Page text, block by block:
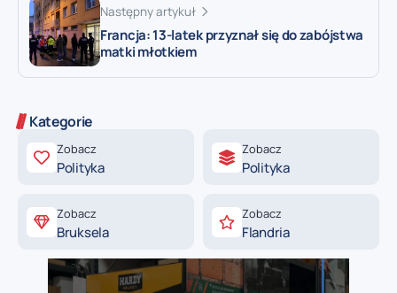
Następny artykuł
Francja: 13-latek przyznał się do zabójstwa
matki młotkiem
Kategorie
Zobacz
Polityka
Zobacz
Polityka
Zobacz
Bruksela
Zobacz
Flandria